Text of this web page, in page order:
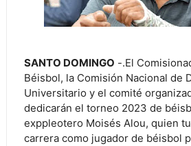
SANTO DOMINGO -.El
Béisbol, la Comisión Nacional de
Universitario y el comité
dedicarán el torneo 2023 de
exppleotero Moisés Alou, quien
carrera como jugador de béisbol